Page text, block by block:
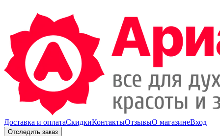
Доставка и оплатаСкидкиКонтактыОтзывыО магазинеВход
Отследить заказ